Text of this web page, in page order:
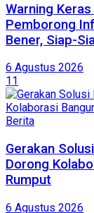
Warning
Pemborong
Bener, Siap-
6 Agustus 2026
11
Berita
Gerakan
Dorong
Rumput
6 Agustus 2026